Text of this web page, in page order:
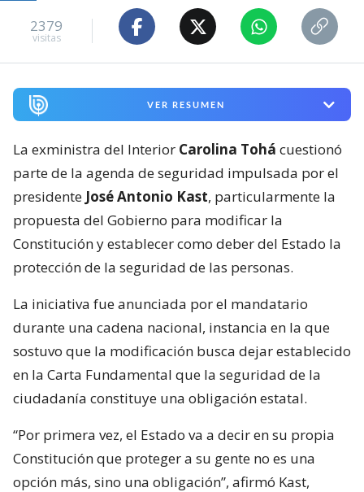
2379
visitas
VER RESUMEN
La exministra del Interior Carolina Tohá cuestionó
parte de la agenda de seguridad impulsada por el
presidente José Antonio Kast, particularmente la
propuesta del Gobierno para modificar la
Constitución y establecer como deber del Estado la
protección de la seguridad de las personas.
La iniciativa fue anunciada por el mandatario
durante una cadena nacional, instancia en la que
sostuvo que la modificación busca dejar establecido
en la Carta Fundamental que la seguridad de la
ciudadanía constituye una obligación estatal.
“Por primera vez, el Estado va a decir en su propia
Constitución que proteger a su gente no es una
opción más, sino una obligación”, afirmó Kast,